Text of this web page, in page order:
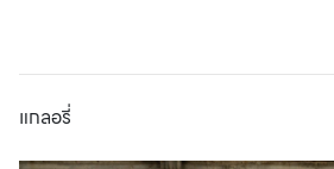
แกลอรี่